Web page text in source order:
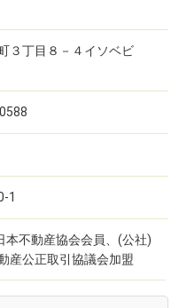
３丁目８－４イソベビ
1
本不動産協会会員、(公社)
産公正取引協議会加盟